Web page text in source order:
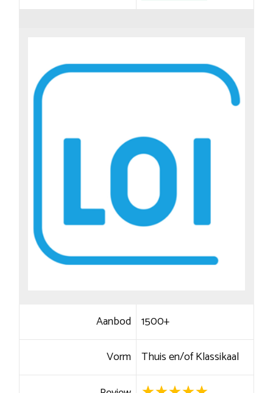
Aanbod 1500+
Vorm Thuis en/of Klassikaal